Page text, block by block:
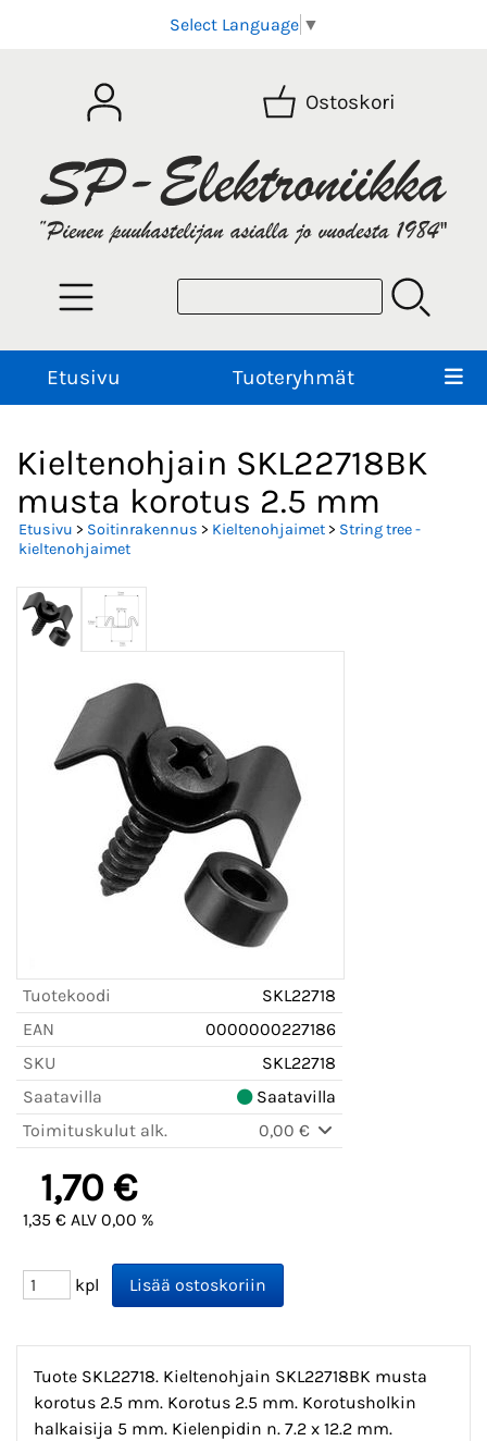
Select Language ▼
Ostoskori
Etusivu Tuoteryhmät
Kieltenohjain SKL22718BK
musta korotus 2.5 mm
Etusivu > Soitinrakennus > Kieltenohjaimet> String tree -
kieltenohjaimet
Tuotekoodi
SKL22718
EAN
0000000227186
SKU
SKL22718
Saatavilla
Saatavilla
Toimituskulut alk.
0,00 €
1,70 €
1,35 € ALV 0,00 %
kpl
Tuote SKL22718. Kieltenohjain SKL22718BK musta
korotus 2.5 mm. Korotus 2.5 mm. Korotusholkin
halkaisija 5 mm. Kielenpidin n. 7.2 x 12.2 mm.